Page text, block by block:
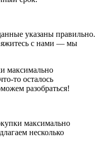
указаны правильно.
с нами — мы
максимально
то осталось
разобраться!
максимально
несколько